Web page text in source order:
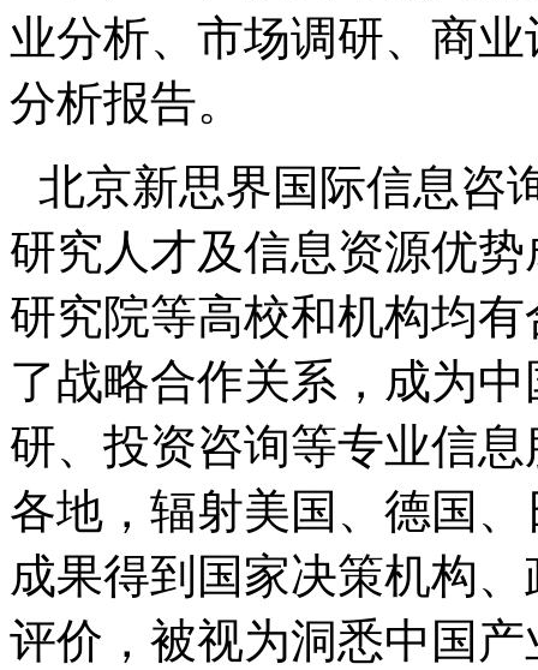
业分析、市场调研、商
分析报告。
北京新思界国际信息咨
研究人才及信息资源优
研究院等高校和机构均
了战略合作关系，成为
研、投资咨询等专业信
各地，辐射美国、德国
成果得到国家决策机构
评价，被视为洞悉中国